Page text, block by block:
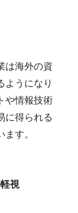
は海外の資
ようになり
や情報技術
に得られる
す。
視